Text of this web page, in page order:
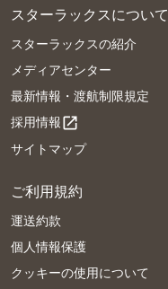
スターラックスについて
スターラックスの紹介
メディアセンター
最新情報・渡航制限規定
採用情報open_in_new
サイトマップ
ご利用規約
運送約款
個人情報保護
クッキーの使用について